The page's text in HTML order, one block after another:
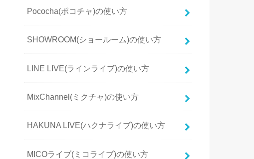
Pococha(ポコチャ)の使い方
SHOWROOM(ショールーム)の使い方
LINE LIVE(ラインライブ)の使い方
MixChannel(ミクチャ)の使い方
HAKUNA LIVE(ハクナライブ)の使い方
MICOライブ(ミコライブ)の使い方